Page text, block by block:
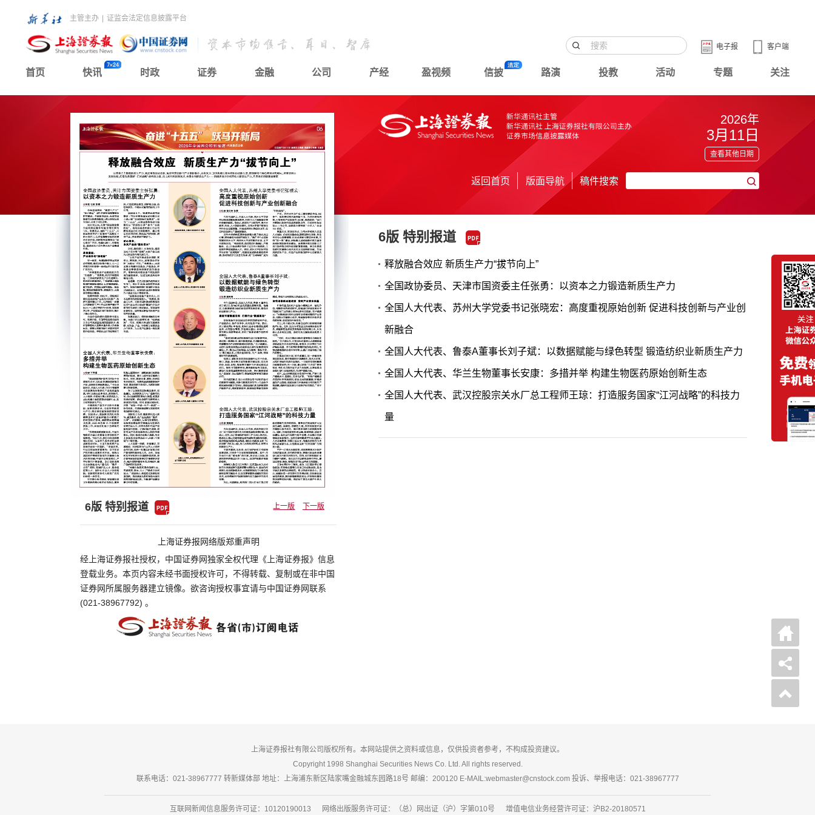
主管主办 证监会法定信息披露平台
客户端
电子报
首页 快讯 时政 证券 金融 公司 产经 盈视频 信披 路演 投教 活动 专题 关注
6版 特别报道 上一版 下一版
上海证券报网络版郑重声明
经上海证券报社授权，中国证券网独家全权代理《上海证券报》信息
登载业务。本页内容未经书面授权许可，不得转载、复制或在非中国
证券网所属服务器建立镜像。欲咨询授权事宜请与中国证券网联系
(021-38967792) 。
2026年
3月11日
查看其他日期
返回首页 版面导航 稿件搜索
6版 特别报道
释放融合效应 新质生产力“拔节向上”
全国政协委员、天津市国资委主任张勇：以资本之力锻造新质生产力
全国人大代表、苏州大学党委书记张晓宏：高度重视原始创新 促进科技创新与产业创
新融合
全国人大代表、鲁泰A董事长刘子斌：以数据赋能与绿色转型 锻造纺织业新质生产力
全国人大代表、华兰生物董事长安康：多措并举 构建生物医药原始创新生态
全国人大代表、武汉控股宗关水厂总工程师王琼：打造服务国家“江河战略”的科技力
量
上海证券报社有限公司版权所有。本网站提供之资料或信息，仅供投资者参考，不构成投资建议。
Copyright 1998 Shanghai Securities News Co. Ltd. All rights reserved.
联系电话：021-38967777 转新媒体部 地址：上海浦东新区陆家嘴金融城东园路18号 邮编：200120 E-MAIL:webmaster@cnstock.com 投诉、举报电话：021-38967777
互联网新闻信息服务许可证：10120190013 网络出版服务许可证：（总）网出证（沪）字第010号 增值电信业务经营许可证：沪B2-20180571